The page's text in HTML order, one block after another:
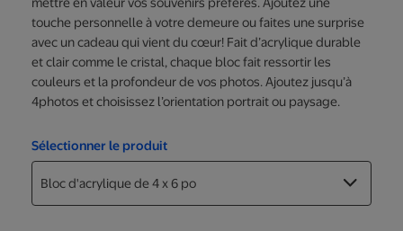
mettre en valeur vos souvenirs préférés. Ajoutez une
touche personnelle à votre demeure ou faites une surprise
avec un cadeau qui vient du cœur! Fait d’acrylique durable
et clair comme le cristal, chaque bloc fait ressortir les
couleurs et la profondeur de vos photos. Ajoutez jusqu’à
4photos et choisissez l’orientation portrait ou paysage.
Sélectionner le produit